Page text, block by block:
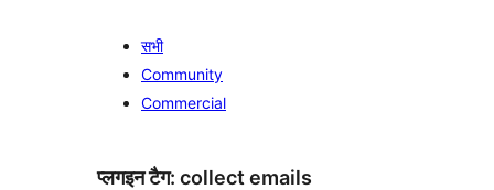
सभी
Community
Commercial
प्लगइन टैग: collect emails